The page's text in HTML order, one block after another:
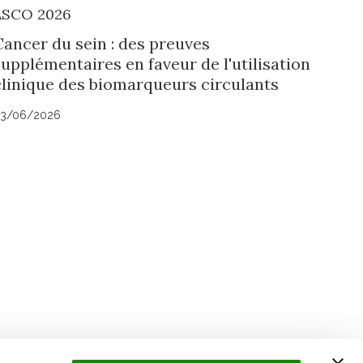
2026
du sein : des preuves
en faveur de l'utilisation
des biomarqueurs circulants
06/2026